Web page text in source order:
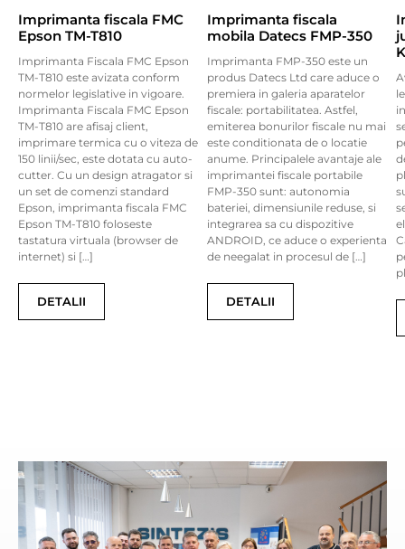
Imprimanta fiscala FMC
Epson TM-T810
Imprimanta Fiscala FMC Epson
TM-T810 este avizata conform
normelor legislative in vigoare.
Imprimanta Fiscala FMC Epson
TM-T810 are afisaj client,
imprimare termica cu o viteza de
150 linii/sec, este dotata cu auto-
cutter. Cu un design atragator si
un set de comenzi standard
Epson, imprimanta fiscala FMC
Epson TM-T810 foloseste
tastatura virtuala (browser de
internet) si […]
DETALII
Imprimanta fiscala
mobila Datecs FMP-350
Imprimanta FMP-350 este un
produs Datecs Ltd care aduce o
premiera in galeria aparatelor
fiscale: portabilitatea. Astfel,
emiterea bonurilor fiscale nu mai
este conditionata de o locatie
anume. Principalele avantaje ale
imprimantei fiscale portabile
FMP-350 sunt: autonomia
bateriei, dimensiunile reduse, si
integrarea sa cu dispozitive
ANDROID, ce aduce o experienta
de neegalat in procesul de […]
DETALII